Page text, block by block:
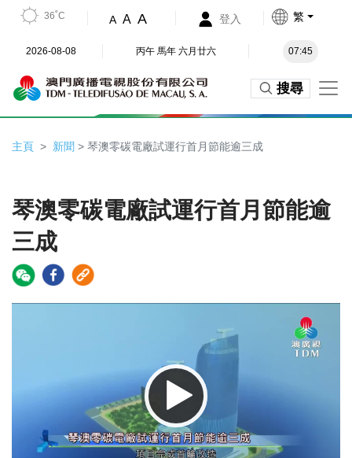
36˚C A A A 登入 繁
2026-08-08 丙午 馬年 六月廿六 07:45
搜尋
主頁 新聞 > 琴澳零碳電廠試運行首月節能逾三成
琴澳零碳電廠試運行首月節能逾
三成